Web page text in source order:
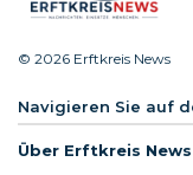
© 2026 Erftkreis News
Navigieren Sie auf
Über Erftkreis News